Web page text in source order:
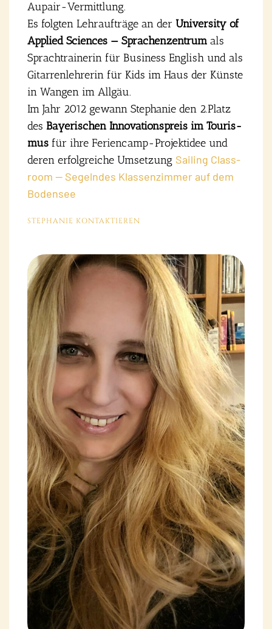
Aupair-Ver­mitt­lung.
Es folg­ten Lehr­auf­trä­ge an der Uni­ver­si­ty of
Appli­ed Sci­en­ces — Spra­chen­zen­trum als
Sprach­trai­ne­rin für Busi­ness Eng­lish und als
Gitar­ren­leh­re­rin für Kids im Haus der Küns­te
in Wan­gen im All­gäu.
Im Jahr 2012 gewann Ste­pha­nie den 2.Platz
des Baye­ri­schen Inno­va­ti­ons­preis im Tou­ris­
mus für ihre Feri­en­camp-Pro­jekt­idee und
deren erfolg­rei­che Umset­zung Sai­ling Class­
room — Segeln­des Klas­sen­zim­mer auf dem
Boden­see
STE­PHA­NIE KON­TAK­TIE­REN